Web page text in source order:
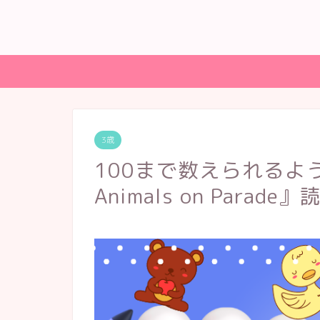
3歳
100まで数えられるよ
Animals on Parade』